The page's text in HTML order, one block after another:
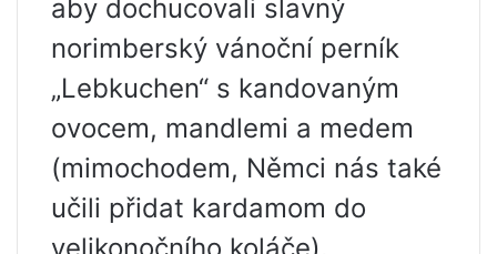
aby dochucovali slavný
norimberský vánoční perník
„Lebkuchen“ s kandovaným
ovocem, mandlemi a medem
(mimochodem, Němci nás také
učili přidat kardamom do
velikonočního koláče).